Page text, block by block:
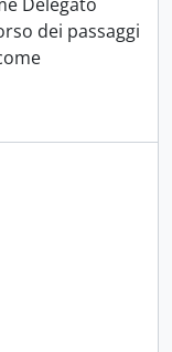
dei passaggi